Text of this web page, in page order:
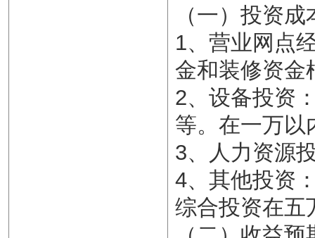
（一）投资成
1、营业网点
金和装修资
2、设备投资
等。在一万以
3、人力资源
4、其他投资
综合投资在五